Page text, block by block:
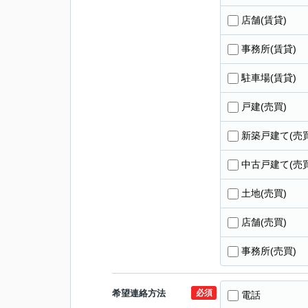
店舗(賃貸)
事務所(賃貸)
駐車場(賃貸)
戸建(売買)
新築戸建て(売
中古戸建て(売
土地(売買)
店舗(売買)
事務所(売買)
希望連絡方法 必須 電話